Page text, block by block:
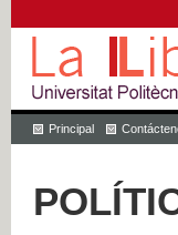
Principal